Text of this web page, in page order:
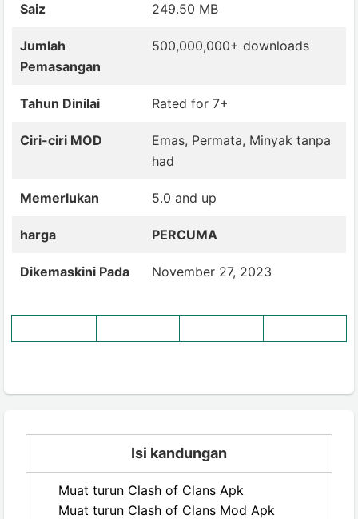
Saiz 249.50 MB
Jumlah
Pemasangan
500,000,000+ downloads
Tahun Dinilai Rated for 7+
Ciri-ciri MOD
Emas, Permata, Minyak tanpa
had
Memerlukan 5.0 and up
harga PERCUMA
Dikemaskini Pada November 27, 2023
Isi kandungan
Muat turun Clash of Clans Apk
Muat turun Clash of Clans Mod Apk